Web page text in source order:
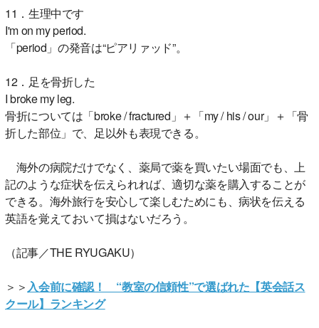
11．生理中です
I'm on my period.
「period」の発音は“ピアリァッド”。
12．足を骨折した
I broke my leg.
骨折については「broke / fractured」＋「my / his / our」＋「骨
折した部位」で、足以外も表現できる。
海外の病院だけでなく、薬局で薬を買いたい場面でも、上
記のような症状を伝えられれば、適切な薬を購入することが
できる。海外旅行を安心して楽しむためにも、病状を伝える
英語を覚えておいて損はないだろう。
（記事／THE RYUGAKU）
＞＞ 入会前に確認！ “教室の信頼性”で選ばれた【英会話ス
クール】ランキング